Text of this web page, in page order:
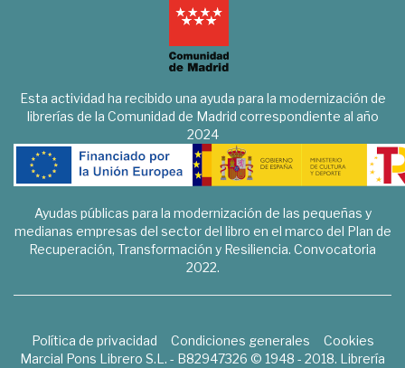
Esta actividad ha recibido una ayuda para la modernización de
librerías de la Comunidad de Madrid correspondiente al año
2024
Ayudas públicas para la modernización de las pequeñas y
medianas empresas del sector del libro en el marco del Plan de
Recuperación, Transformación y Resiliencia. Convocatoria
2022.
Política de privacidad Condiciones generales
Cookies
Marcial Pons Librero S.L. - B82947326 © 1948 - 2018. Librería